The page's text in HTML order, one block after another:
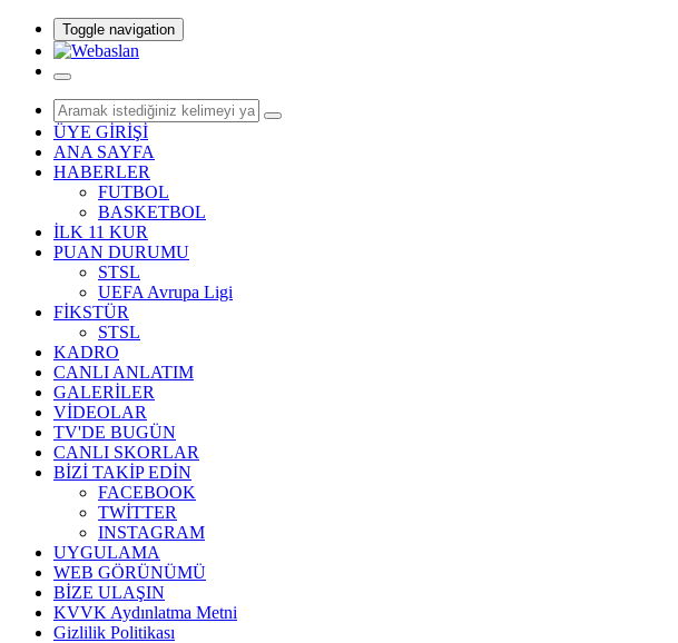
Toggle navigation
ÜYE GİRİŞİ
ANA SAYFA
HABERLER
FUTBOL
BASKETBOL
İLK 11 KUR
PUAN DURUMU
STSL
UEFA Avrupa Ligi
FİKSTÜR
STSL
KADRO
CANLI ANLATIM
GALERİLER
VİDEOLAR
TV'DE BUGÜN
CANLI SKORLAR
BİZİ TAKİP EDİN
FACEBOOK
TWİTTER
INSTAGRAM
UYGULAMA
WEB GÖRÜNÜMÜ
BİZE ULAŞIN
KVVK Aydınlatma Metni
Gizlilik Politikası